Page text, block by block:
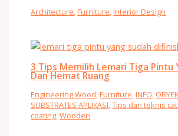
Architecture,Furniture,Interior Design
3 Tips Memilih Lemari Tiga Pintu
Dan Hemat Ruang
Engineering Wood,Furniture,INFO,
SUBSTRATES APLIKASI,Tips dan teknis
coating,Wooden